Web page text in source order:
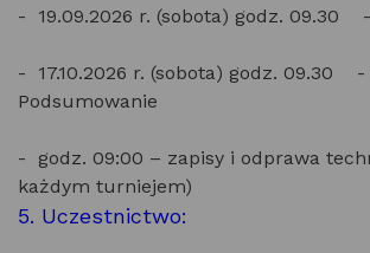
- 19.09.2026 r. (sobota) godz.
- 17.10.2026 r. (sobota) godz.
Podsumowanie
- godz. 09:00 – zapisy i odprawa
każdym turniejem)
5. Uczestnictwo: